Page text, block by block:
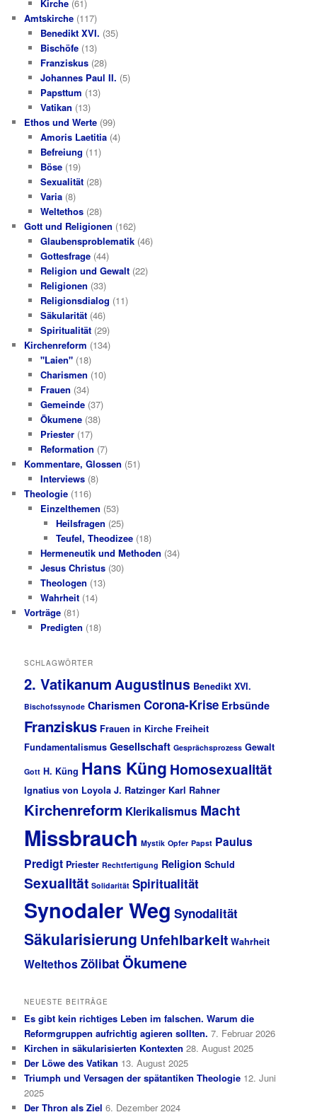
Kirche(61)
Amtskirche (117)
Benedikt XVI. (35)
Bischöfe(13)
Franziskus(28)
Johannes Paul II. (5)
Papsttum (13)
Vatikan (13)
Ethos und Werte (99)
Amoris Laetitia(4)
Befreiung (11)
Böse(19)
Sexualität(28)
Varia(8)
Weltethos(28)
Gott und Religionen (162)
Glaubensproblematik(46)
Gottesfrage(44)
Religion und Gewalt(22)
Religionen (33)
Religionsdialog (11)
Säkularität(46)
Spiritualität(29)
Kirchenreform (134)
"Laien"(18)
Charismen (10)
Frauen (34)
Gemeinde(37)
Ökumene(38)
Priester(17)
Reformation (7)
Kommentare, Glossen (51)
Interviews(8)
Theologie (116)
Einzelthemen (53)
Heilsfragen (25)
Teufel, Theodizee (18)
Hermeneutik und Methoden (34)
Jesus Christus(30)
Theologen (13)
Wahrheit(14)
Vorträge (81)
Predigten (18)
SCHLAGWÖRTER
2. VatikanumAugustinus Benedikt XVI.
Bischofssynode Charismen Corona-Krise Erbsünde
Franziskus Frauen in Kirche Freiheit
Fundamentalismus Gesellschaft Gesprächsprozess Gewalt
Gott H. Küng Hans Küng Homosexualität
Ignatius von Loyola J. Ratzinger Karl Rahner
Kirchenreform Klerikalismus Macht
Missbrauch Mystik Opfer Papst Paulus
Predigt Priester Rechtfertigung Religion Schuld
Sexualität Solidarität Spiritualität
Synodaler Weg Synodalität
Säkularisierung Unfehlbarkeit Wahrheit
WeltethosZölibatÖkumene
NEUESTE BEITRÄGE
Es gibt kein richtiges Leben im falschen. Warum die
Reformgruppen aufrichtig agieren sollten. 7. Februar 2026
Kirchen in säkularisierten Kontexten 28. August 2025
Der Löwe des Vatikan 13. August 2025
Triumph und Versagen der spätantiken Theologie 12. Juni
2025
Der Thron als Ziel 6. Dezember 2024